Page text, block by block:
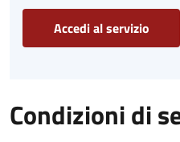
Accedi al servizio
Condizioni di